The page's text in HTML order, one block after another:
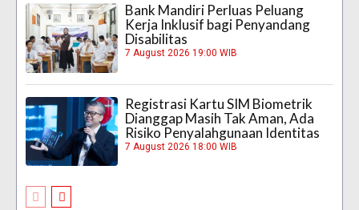
Bank Mandiri Perluas Peluang
Kerja Inklusif bagi Penyandang
Disabilitas
7 August 2026 19:00 WIB
Registrasi Kartu SIM Biometrik
Dianggap Masih Tak Aman, Ada
Risiko Penyalahgunaan Identitas
7 August 2026 18:00 WIB